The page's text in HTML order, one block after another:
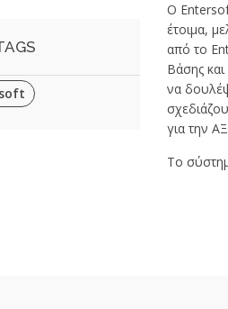
Ο
έτοιμα,
από το
Βάσης
να
για την
Το